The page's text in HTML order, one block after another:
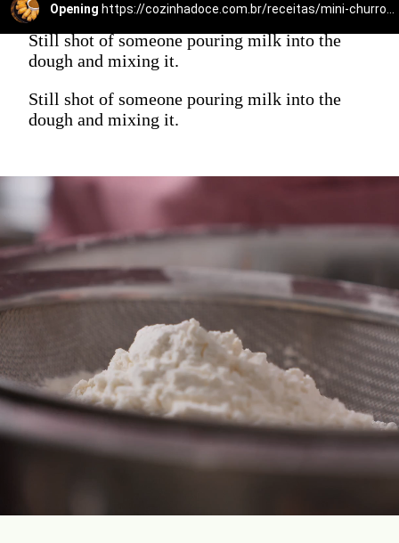
Opening
Still shot of someone pouring milk into the
dough and mixing it.
Still shot of someone pouring milk into the
dough and mixing it.